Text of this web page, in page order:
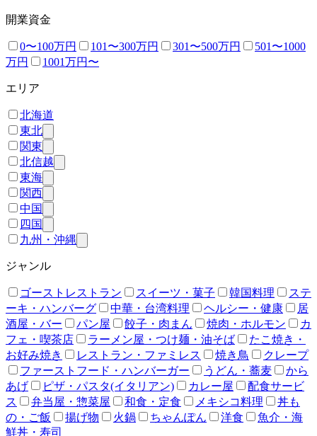
開業資金
0〜100万円 101〜300万円 301〜500万円
501〜1000
万円
1001万円〜
エリア
北海道
東北
関東
北信越
東海
関西
中国
四国
九州・沖縄
ジャンル
ゴーストレストラン スイーツ・菓子 韓国料理
ステ
ーキ・ハンバーグ
中華・台湾料理 ヘルシー・健康
居
酒屋・バー
パン屋 餃子・肉まん 焼肉・ホルモン
カ
フェ・喫茶店
ラーメン屋・つけ麺・油そば
たこ焼き・
お好み焼き
レストラン・ファミレス 焼き鳥
クレープ
ファーストフード・ハンバーガー
うどん・蕎麦
から
あげ
ピザ・パスタ(イタリアン) カレー屋
配食サービ
ス
弁当屋・惣菜屋 和食・定食 メキシコ料理
丼も
の・ご飯
揚げ物 火鍋 ちゃんぽん 洋食
魚介・海
鮮丼・寿司